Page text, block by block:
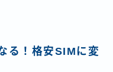
る！格安SIMに変